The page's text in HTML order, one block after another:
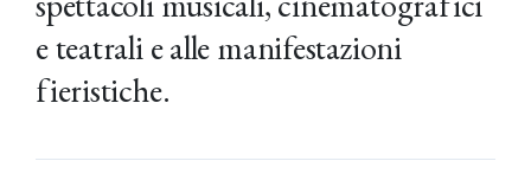
e teatrali e alle manifestazioni
fieristiche.